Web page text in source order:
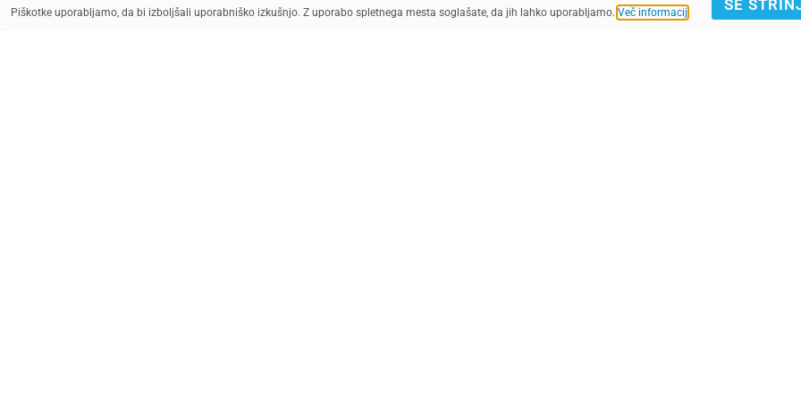
Piškotke uporabljamo, da bi izboljšali uporabniško izkušnjo. Z uporabo spletnega mesta soglašate, da jih lahko uporabljamo. Več informacij SE